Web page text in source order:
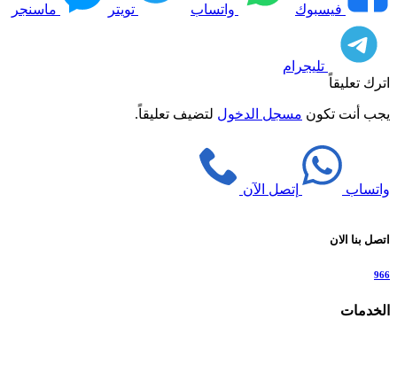
فيسبوك واتساب تويتر ماسنجر
تليجرام
اترك تعليقاً
يجب أنت تكون مسجل الدخول لتضيف تعليقاً.
واتساب إتصل الآن
اتصل بنا الان
966
الخدمات